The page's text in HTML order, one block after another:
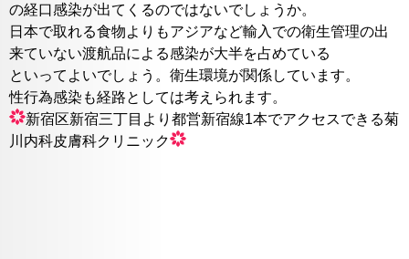
の経口感染が出てくるのではないでしょうか。
日本で取れる食物よりもアジアなど輸入での衛生管理の出
来ていない渡航品による感染が大半を占めている
といってよいでしょう。衛生環境が関係しています。
性行為感染も経路としては考えられます。
新宿区新宿三丁目より都営新宿線1本でアクセスできる菊
川内科皮膚科クリニック